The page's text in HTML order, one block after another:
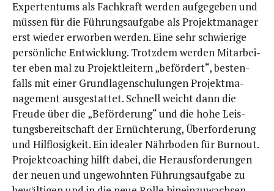
Exper­ten­tums als Fach­kraft wer­den auf­ge­ge­ben und
müs­sen für die Füh­rungs­auf­ga­be als Pro­jekt­ma­na­ger
erst wie­der erwor­ben wer­den. Eine sehr schwie­ri­ge
per­sön­li­che Ent­wick­lung. Trotz­dem wer­den Mit­ar­bei­
ter eben mal zu Pro­jekt­lei­tern „beför­dert“, bes­ten­
falls mit einer Grund­la­gen­schu­lun­gen Pro­jekt­ma­
nage­ment aus­ge­stat­tet. Schnell weicht dann die
Freu­de über die „Beför­de­rung“ und die hohe Leis­
tungs­be­reit­schaft der Ernüch­te­rung, Über­for­de­rung
und Hilf­lo­sig­keit. Ein idea­ler Nähr­bo­den für Burn­out.
Pro­jekt­coa­ching hilft dabei, die Her­aus­for­de­run­gen
der neu­en und unge­wohn­ten Füh­rungs­auf­ga­be zu